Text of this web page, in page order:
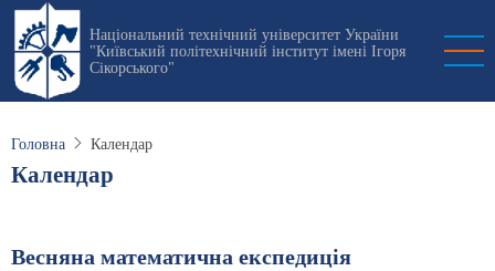
Перейти
основного
вмісту
Національний технічний університет України
"Київський політехнічний інститут імені Ігоря
Сікорського"
Головна Календар
Календар
Весняна математична експедиція